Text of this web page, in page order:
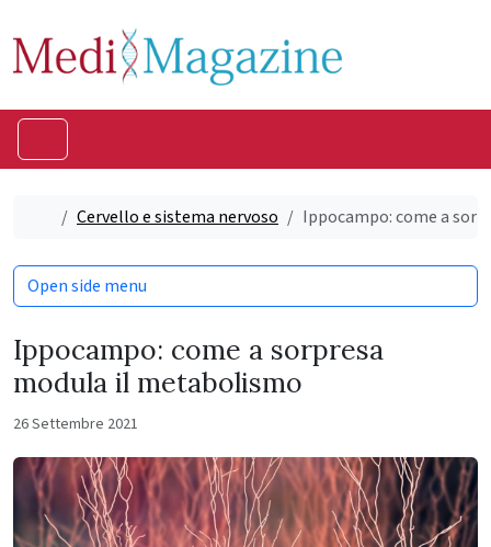
Home
Cervello e sistema nervoso Ippocampo: come a
Ippocampo: come a sorpresa
modula il metabolismo
26 Settembre 2021
Open side menu